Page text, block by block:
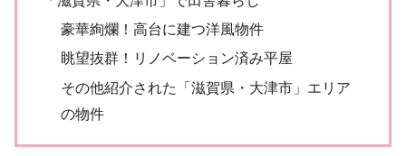
豪華絢爛！高台に建つ洋風物件
眺望抜群！リノベーション済み平屋
その他紹介された「滋賀県・大津市」エリア
の物件